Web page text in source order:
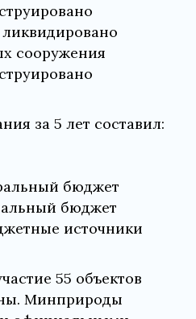
сооружения
за 5 лет составил:
бюджет
бюджет
источники
55 объектов
Минприроды